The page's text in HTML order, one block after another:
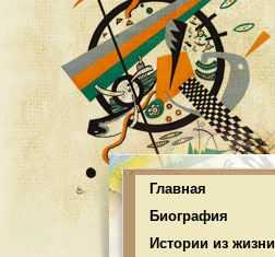
Главная
Биография
Истории из жизни